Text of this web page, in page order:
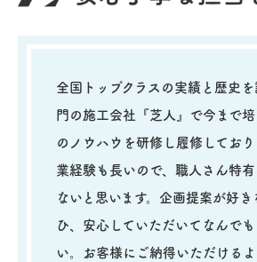
全国トップクラスの実績と歴史
門の施工会社『芝人』で今まで
のノウハウを研修し履修してお
業経験も長いので、職人さん特有
ないと思います。企画提案が好き
ひ、安心していただいてなんで
い。お客様にご納得いただける